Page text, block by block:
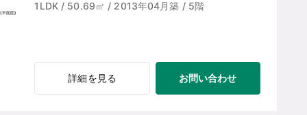
1LDK / 50.69㎡ / 2013年04月築 / 5階
詳細を見る お問い合わせ